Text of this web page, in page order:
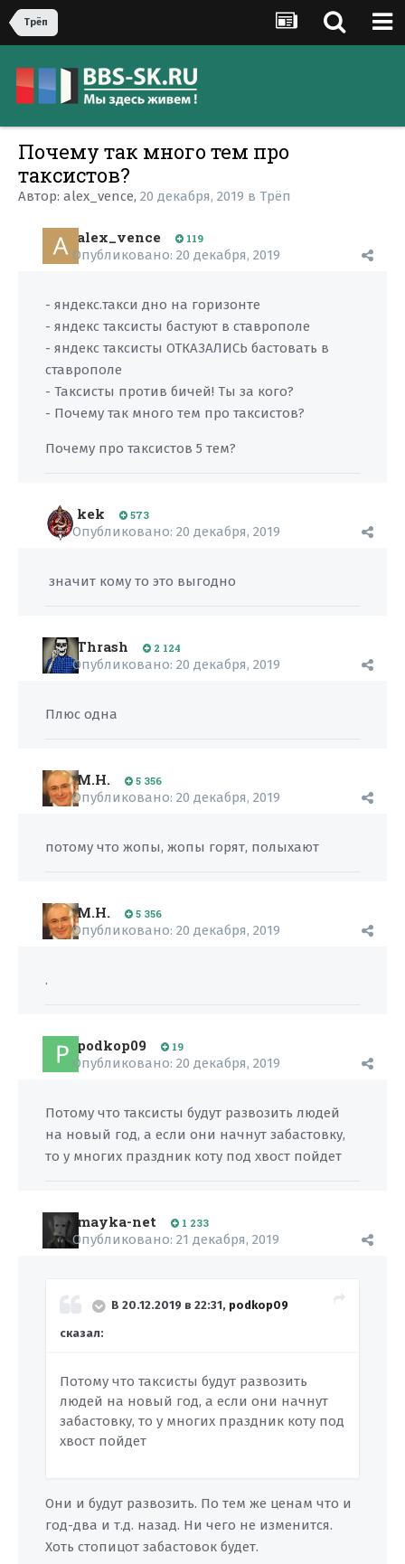
Трёп
Почему так много тем про
таксистов?
Автор: alex_vence, 20 декабря, 2019 в Трёп
alex_vence 119
Опубликовано: 20 декабря, 2019
- яндекс.такси дно на горизонте
- яндекс таксисты бастуют в ставрополе
- яндекс таксисты ОТКАЗАЛИСЬ бастовать в
ставрополе
- Таксисты против бичей! Ты за кого?
- Почему так много тем про таксистов?
Почему про таксистов 5 тем?
kek 573
Опубликовано: 20 декабря, 2019
значит кому то это выгодно
Thrash 2 124
Опубликовано: 20 декабря, 2019
Плюс одна
M.H. 5 356
Опубликовано: 20 декабря, 2019
потому что жопы, жопы горят, полыхают
M.H. 5 356
Опубликовано: 20 декабря, 2019
.
podkop09 19
Опубликовано: 20 декабря, 2019
Потому что таксисты будут развозить людей
на новый год, а если они начнут забастовку,
то у многих праздник коту под хвост пойдет
mayka-net 1 233
Опубликовано: 21 декабря, 2019
В 20.12.2019 в 22:31, podkop09
сказал:
Потому что таксисты будут развозить
людей на новый год, а если они начнут
забастовку, то у многих праздник коту под
хвост пойдет
Они и будут развозить. По тем же ценам что и
год-два и т.д. назад. Ни чего не изменится.
Хоть стопицот забастовок будет.